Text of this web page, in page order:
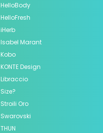
HelloBody
HelloFresh
iHerb
Isabel Marant
Kobo
KONTE Design
Libraccio
Size?
Stroili Oro
Swarovski
THUN